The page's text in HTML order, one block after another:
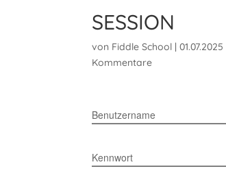
SESSION
von Fiddle School |01.07.2025
Kommentare
Benutzername
Kennwort